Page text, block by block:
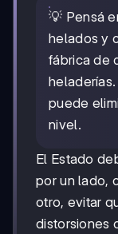
💡 Pensá
helados y
fábrica de
puede
nivel.
El Estado
por un lado,
otro, evitar
distorsiones